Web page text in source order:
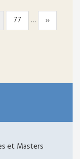
Page
77 …
Page
suivante
››
et Masters